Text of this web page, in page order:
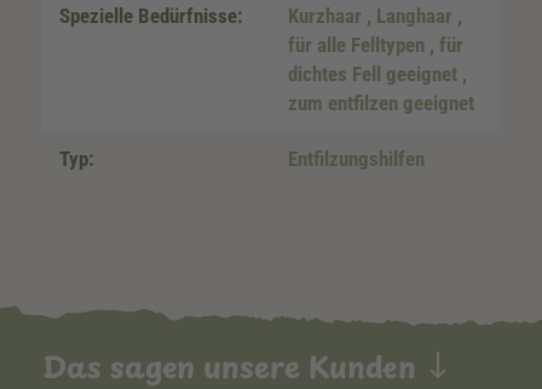
Spezielle Bedürfnisse: Kurzhaar , Langhaar ,
für alle Felltypen , für
dichtes Fell geeignet ,
zum entfilzen geeignet
Typ: Entfilzungshilfen
Das sagen unsere Kunden